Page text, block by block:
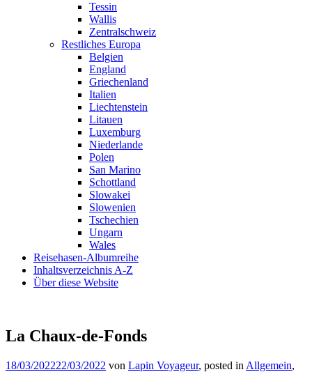
Tessin
Wallis
Zentralschweiz
Restliches Europa
Belgien
England
Griechenland
Italien
Liechtenstein
Litauen
Luxemburg
Niederlande
Polen
San Marino
Schottland
Slowakei
Slowenien
Tschechien
Ungarn
Wales
Reisehasen-Albumreihe
Inhaltsverzeichnis A-Z
Über diese Website
La Chaux-de-Fonds
18/03/202222/03/2022 von Lapin Voyageur, posted in Allgemein,